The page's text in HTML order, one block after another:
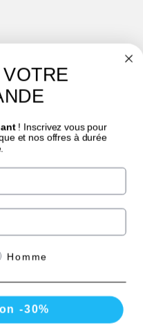
Payment | *AFNOR NF EN 17444
sheet.
! Inscrivez vous pour
et nos offres à durée
Homme
-30%